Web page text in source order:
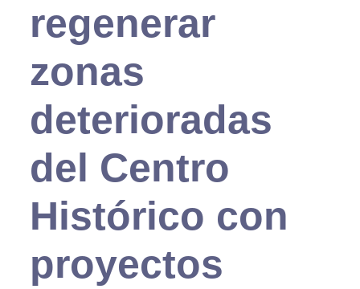
regenerar
zonas
deterioradas
del Centro
Histórico con
proyectos